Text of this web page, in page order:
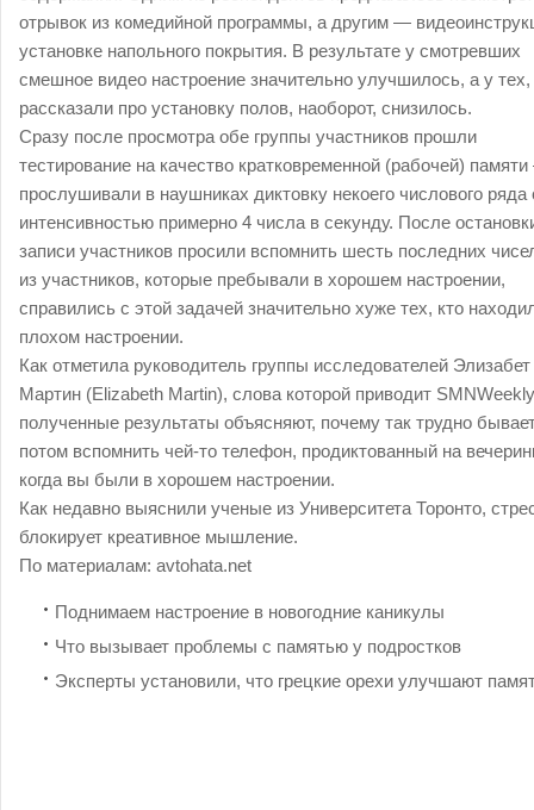
отрывок из комедийной программы, а другим —
установке напольного покрытия. В результате у смотревших
смешное видео настроение значительно улучшилось, а у
рассказали про установку полов, наоборот, снизилось.
Сразу после просмотра обе группы участников прошли
тестирование на качество кратковременной (рабочей)
прослушивали в наушниках диктовку некоего числового ряда
интенсивностью примерно 4 числа в секунду. После
записи участников просили вспомнить шесть последних
из участников, которые пребывали в хорошем настроении,
справились с этой задачей значительно хуже тех, кто
плохом настроении.
Как отметила руководитель группы исследователей Элизабет
Мартин (Elizabeth Martin), слова которой приводит
полученные результаты объясняют, почему так трудно
потом вспомнить чей-то телефон, продиктованный на
когда вы были в хорошем настроении.
Как недавно выяснили ученые из Университета Торонто,
блокирует креативное мышление.
По материалам: avtohata.net
Поднимаем настроение в новогодние каникулы
Что вызывает проблемы с памятью у подростков
Эксперты установили, что грецкие орехи улучшают